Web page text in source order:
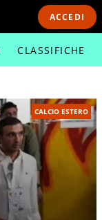
ACCEDI
CLASSIFICHE
CALCIO ESTERO